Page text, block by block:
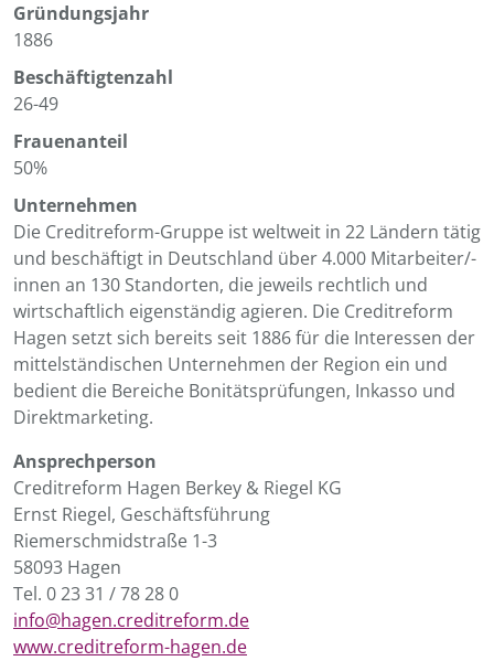
Gründungsjahr
1886
Beschäftigtenzahl
26-49
Frauenanteil
50%
Unternehmen
Die Creditreform-Gruppe ist weltweit in 22 Ländern tätig
und beschäftigt in Deutschland über 4.000 Mitarbeiter/-
innen an 130 Standorten, die jeweils rechtlich und
wirtschaftlich eigenständig agieren. Die Creditreform
Hagen setzt sich bereits seit 1886 für die Interessen der
mittelständischen Unternehmen der Region ein und
bedient die Bereiche Bonitätsprüfungen, Inkasso und
Direktmarketing.
Ansprechperson
Creditreform Hagen Berkey & Riegel KG
Ernst Riegel, Geschäftsführung
Riemerschmidstraße 1-3
58093 Hagen
Tel. 0 23 31 / 78 28 0
info@hagen.creditreform.de
www.creditreform-hagen.de